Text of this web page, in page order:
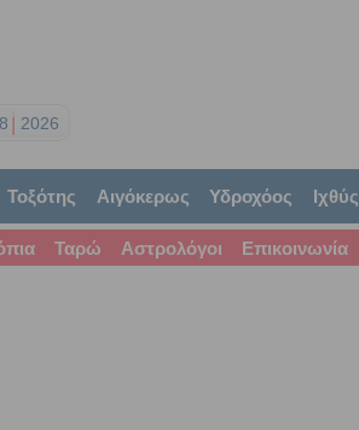
2026
Τοξότης Αιγόκερως Υδροχόος Ιχθύς
Ταρώ Αστρολόγοι Επικοινωνία